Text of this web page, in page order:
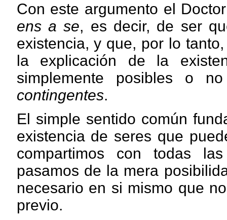
Con este argumento el
ens a se, es decir, de ser
existencia, y que, por lo
la explicación de la
simplemente posibles o
contingentes.
El simple sentido común
existencia de seres que
compartimos con todas
pasamos de la mera
necesario en si mismo que
previo.